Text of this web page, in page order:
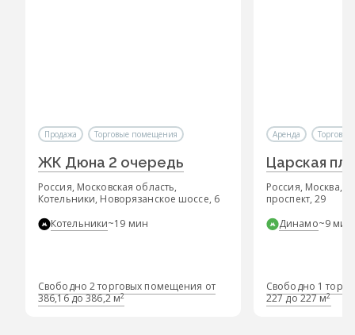
Продажа Торговые помещения
ЖК Дюна 2 очередь
Россия, Московская область,
Котельники, Новорязанское шоссе, 6
Котельники~19 мин
Свободно 2 торговых помещения от
386,16 до 386,2 м2
Аренда
Царская
Россия, Москва,
проспект, 29
Динамо~9 мин
Свободно 1
227 до 227 м2